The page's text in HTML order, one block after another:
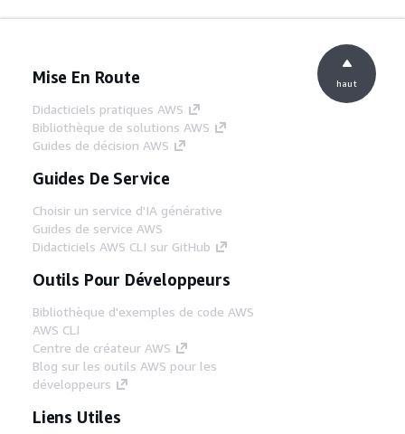
Mise En Route
Didacticiels pratiques AWS
Bibliothèque de solutions AWS
Guides de décision AWS
Guides De Service
Choisir un service d'IA générative
Guides de service AWS
Didacticiels AWS CLI sur GitHub
Outils Pour Développeurs
Bibliothèque d'exemples de code AWS
AWS CLI
Centre de créateur AWS
Blog sur les outils AWS pour les
développeurs
Liens Utiles
haut